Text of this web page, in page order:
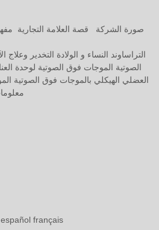
صورة الشركة
قصة العلامة التجارية
التراساوند النساء و الولادة التخدير وعلاج
الصوتية الموجات فوق الصوتية لوحدة
العضلي الهيكلي بالموجات فوق الصوتية
español français